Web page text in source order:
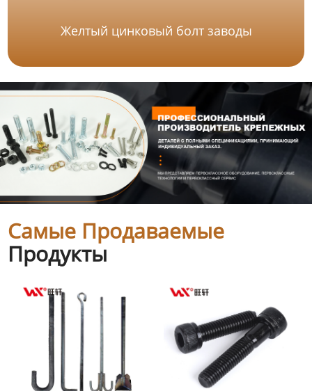
Желтый цинковый болт заводы
Самые Продаваемые
Продукты